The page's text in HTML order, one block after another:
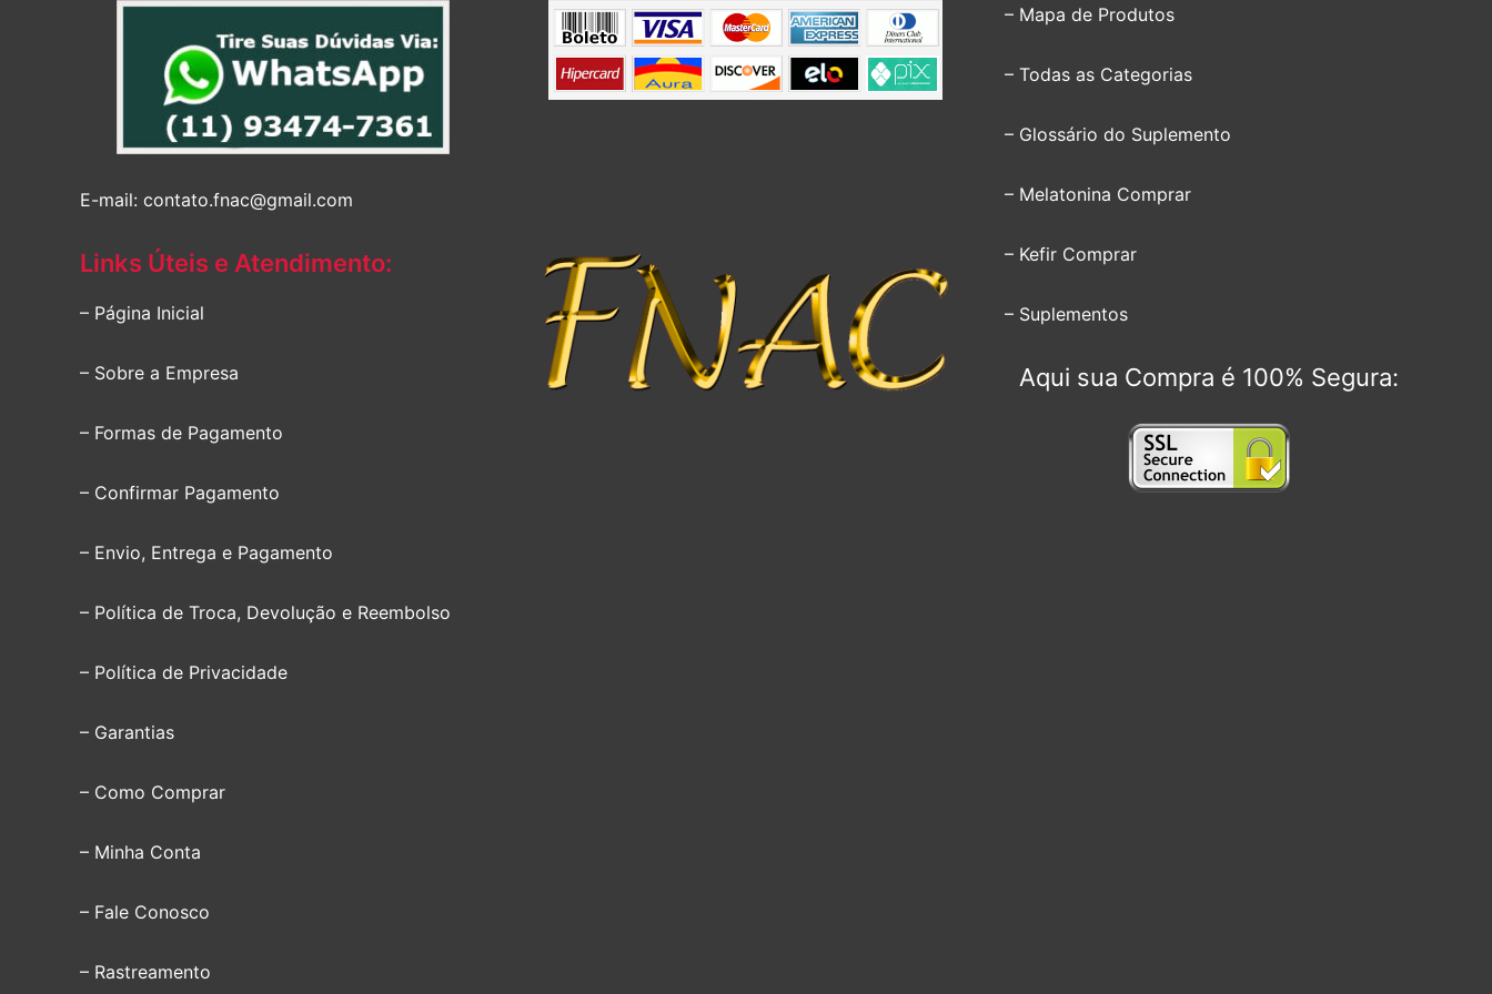
E-mail: contato.fnac@gmail.com
Links Úteis e Atendimento:
– Página Inicial
– Sobre a Empresa
– Formas de Pagamento
– Confirmar Pagamento
– Envio, Entrega e Pagamento
– Política de Troca, Devolução e Reembolso
– Política de Privacidade
– Garantias
– Como Comprar
– Minha Conta
– Fale Conosco
– Rastreamento
– Mapa de Produtos
– Todas as Categorias
– Glossário do Suplemento
– Melatonina Comprar
– Kefir Comprar
– Suplementos
Aqui sua Compra é 100% Segura: